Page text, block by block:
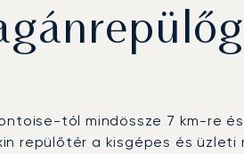
tól mindössze 7 km-re
repülőtér a kisgépes és